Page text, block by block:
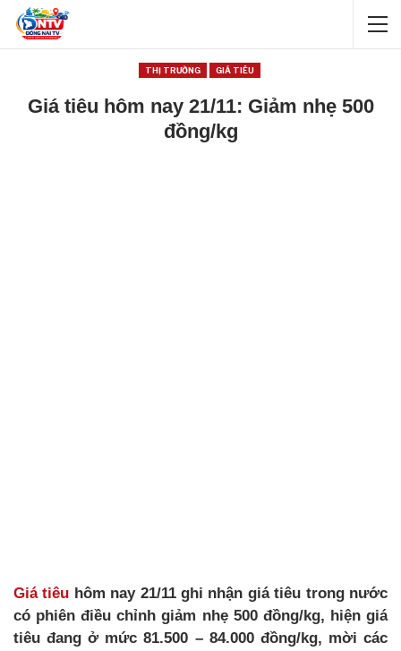
THỊ TRƯỜNG GIÁ TIÊU
Giá tiêu hôm nay 21/11: Giảm nhẹ 500
đồng/kg
Giá tiêu hôm nay 21/11 ghi nhận giá tiêu trong nước
có phiên điều chỉnh giảm nhẹ 500 đồng/kg, hiện giá
tiêu đang ở mức 81.500 – 84.000 đồng/kg, mời các